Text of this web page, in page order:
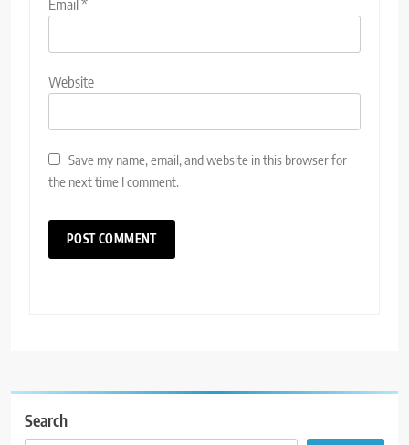
Email *
Website
Save my name, email, and website in this browser for
the next time I comment.
Search